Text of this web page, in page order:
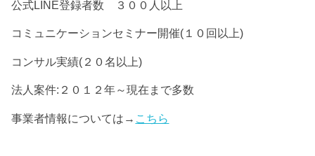
公式LINE登録者数 ３００人以上
コミュニケーションセミナー開催(１０回以上)
コンサル実績(２０名以上)
法人案件:２０１２年～現在まで多数
事業者情報については→ こちら